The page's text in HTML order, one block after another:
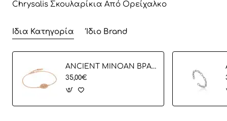
Chrysalis Σκουλαρίκια Από Ορείχαλκo
Ίδια Κατηγορία Ίδιο Brand
ANCIENT MINOAN ΒΡΑΧΙΟΛΙ
35,00€